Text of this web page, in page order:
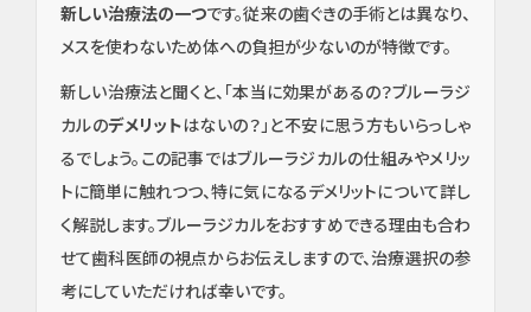
新しい治療法の一つです。従来の歯ぐきの手術とは異なり、
メスを使わないため体への負担が少ないのが特徴です。
新しい治療法と聞くと、「本当に効果があるの？ブルーラジ
カルのデメリットはないの？」と不安に思う方もいらっしゃ
るでしょう。この記事ではブルーラジカルの仕組みやメリッ
トに簡単に触れつつ、特に気になるデメリットについて詳し
く解説します。ブルーラジカルをおすすめできる理由も合わ
せて歯科医師の視点からお伝えしますので、治療選択の参
考にしていただければ幸いです。